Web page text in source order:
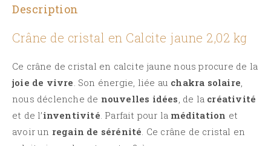
Description
Crâne de cristal en Calcite jaune 2,02 kg
Ce crâne de cristal en calcite jaune nous procure de la
joie de vivre. Son énergie, liée au chakra solaire,
nous déclenche de nouvelles idées, de la créativité
et de l’inventivité. Parfait pour la méditation et
avoir un regain de sérénité. Ce crâne de cristal en